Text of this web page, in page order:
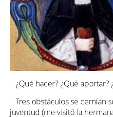
¿Qué hacer? ¿Qué aportar?
Tres obstáculos se cernían
juventud (me visitó la